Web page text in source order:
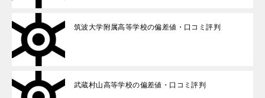
筑波大学附属高等学校の偏差値・口コミ評判
武蔵村山高等学校の偏差値・口コミ評判